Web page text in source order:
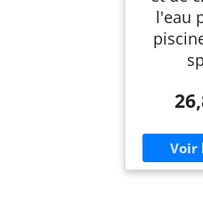
l'eau